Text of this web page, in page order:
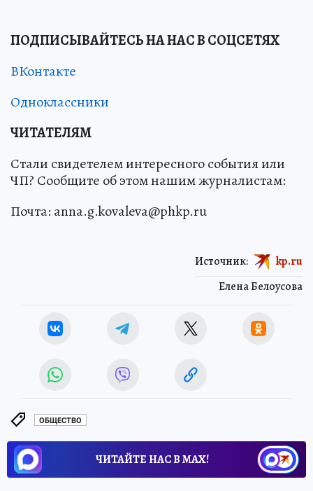
ПОДПИСЫВАЙТЕСЬ НА НАС В СОЦСЕТЯХ
ВКонтакте
Одноклассники
ЧИТАТЕЛЯМ
Стали свидетелем интересного события или
ЧП? Сообщите об этом нашим журналистам:
Почта: anna.g.kovaleva@phkp.ru
Елена Белоусова
Источник: kp.ru
ОБЩЕСТВО
ЧИТАЙТЕ НАС В МАХ!